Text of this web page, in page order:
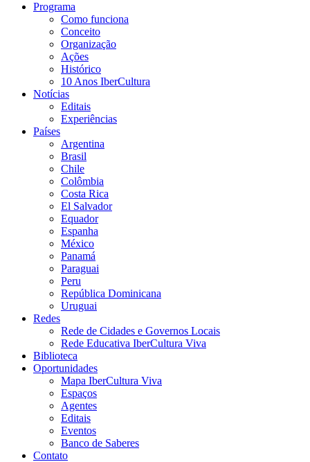
Programa
Como funciona
Conceito
Organização
Ações
Histórico
10 Anos IberCultura
Notícias
Editais
Experiências
Países
Argentina
Brasil
Chile
Colômbia
Costa Rica
El Salvador
Equador
Espanha
México
Panamá
Paraguai
Peru
República Dominicana
Uruguai
Redes
Rede de Cidades e Governos Locais
Rede Educativa IberCultura Viva
Biblioteca
Oportunidades
Mapa IberCultura Viva
Espaços
Agentes
Editais
Eventos
Banco de Saberes
Contato